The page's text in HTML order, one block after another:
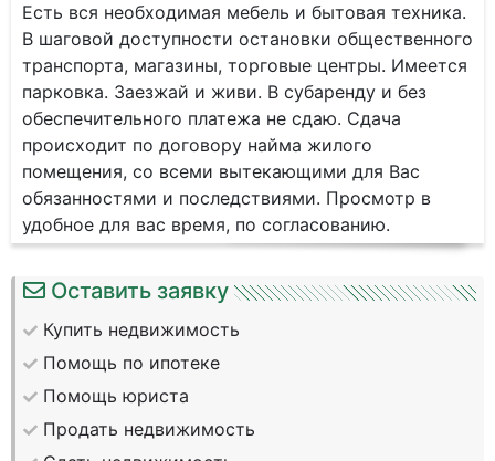
Есть вся необходимая мебель и бытовая техника.
В шаговой доступности остановки общественного
транспорта, магазины, торговые центры. Имеется
парковка. Заезжай и живи. В субаренду и без
обеспечительного платежа не сдаю. Сдача
происходит по договору найма жилого
помещения, со всеми вытекающими для Вас
обязанностями и последствиями. Просмотр в
удобное для вас время, по согласованию.
Оставить заявку
Купить недвижимость
Помощь по ипотеке
Помощь юриста
Продать недвижимость